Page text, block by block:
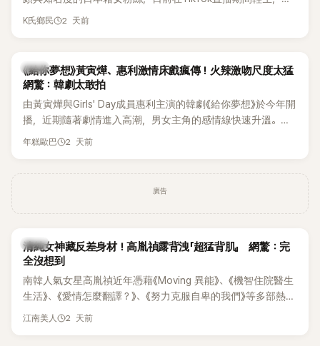
終不幸身亡，消息曝光後震驚韓網，也讓不少粉絲湧入社群平
K氏鄉民 2 天前
韓劇
《給你夢想》黃寅燁、惠利激情床戲瘋傳！火辣激吻尺度太猛
網驚：韓劇太敢拍
由黃寅燁與Girls' Day成員惠利主演的韓劇《給你夢想》於今年開
播，近期隨著劇情進入高潮，男女主角的感情線快速升溫。最
新播出的第8集不僅上演火辣吻戲，更接連出現床戲橋段，讓
年糕歐巴 2 天前
廣告
韓星
清純女神藏反差身材！高胤禎露背洩「超猛背肌」 網驚：完
全沒想到
南韓人氣女星高胤禎近年憑藉《Moving 異能》、《機智住院醫生
生活》、《愛情怎麼翻譯？》、《努力克服自卑的我們》等多部熱門
作品，躍升為韓劇新一代女神代表，不僅演技備受肯定，精緻
江南美人 2 天前